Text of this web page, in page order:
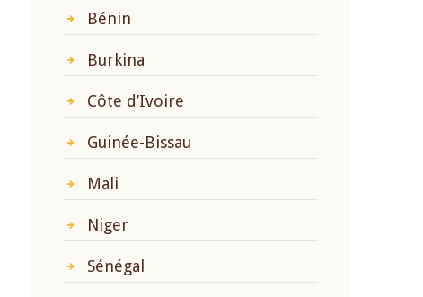
Bénin
Burkina
Côte d’Ivoire
Guinée-Bissau
Mali
Niger
Sénégal